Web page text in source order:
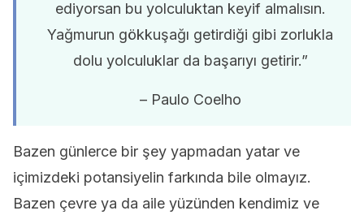
ediyorsan bu yolculuktan keyif almalısın.
Yağmurun gökkuşağı getirdiği gibi zorlukla
dolu yolculuklar da başarıyı getirir.”
– Paulo Coelho
Bazen günlerce bir şey yapmadan yatar ve
içimizdeki potansiyelin farkında bile olmayız.
Bazen çevre ya da aile yüzünden kendimiz ve